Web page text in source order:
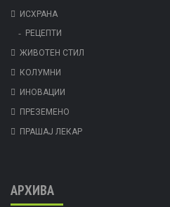
ИСХРАНА
РЕЦЕПТИ
ЖИВОТЕН СТИЛ
КОЛУМНИ
ИНОВАЦИИ
ПРЕЗЕМЕНО
ПРАШАЈ ЛЕКАР
АРХИВА